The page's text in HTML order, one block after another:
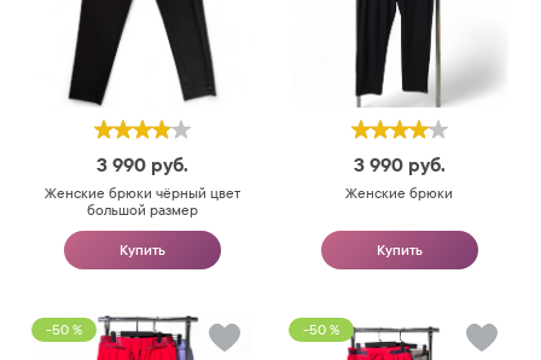
3 990 руб.
Женские брюки чёрный цвет
большой размер
Купить
3 990 руб.
Женские брюки
Купить
-50 % -50 %